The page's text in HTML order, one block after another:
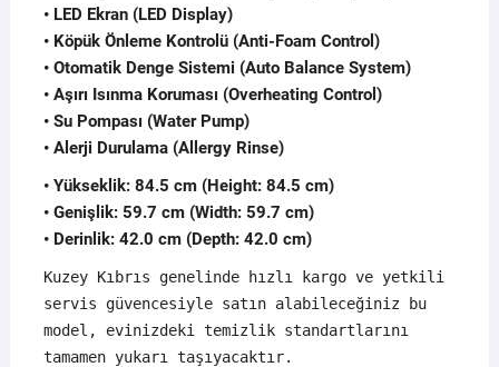
• LED Ekran (LED Display)
• Köpük Önleme Kontrolü (Anti-Foam Control)
• Otomatik Denge Sistemi (Auto Balance System)
• Aşırı Isınma Koruması (Overheating Control)
• Su Pompası (Water Pump)
• Alerji Durulama (Allergy Rinse)
• Yükseklik: 84.5 cm (Height: 84.5 cm)
• Genişlik: 59.7 cm (Width: 59.7 cm)
• Derinlik: 42.0 cm (Depth: 42.0 cm)
Kuzey Kıbrıs genelinde hızlı kargo ve yetkili
servis güvencesiyle satın alabileceğiniz bu
model, evinizdeki temizlik standartlarını
tamamen yukarı taşıyacaktır.